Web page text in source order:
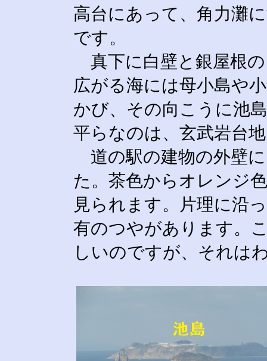
高台にあって、角力灘
です。
真下に白壁と銀屋根
広がる海には母小島や
かび、その向こうに池
平らなのは、玄武岩台
道の駅の建物の外壁
た。茶色からオレンジ
見られます。片理に沿
有のつやがあります。
しいのですが、それは